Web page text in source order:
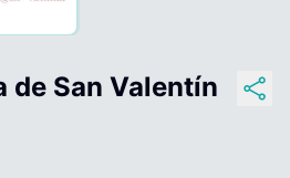
de San Valentín